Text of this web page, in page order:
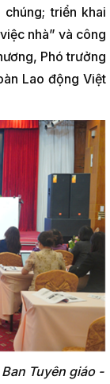
triển khai
nhà” và công
Phó trưởng
Lao động Việt
Tuyên giáo -